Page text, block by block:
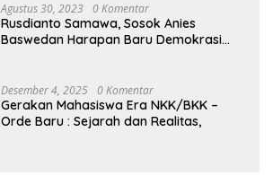
Agustus 30, 2023 0 Komentar
Rusdianto Samawa, Sosok Anies
Baswedan Harapan Baru Demokrasi
Desember 4, 2025 0 Komentar
Gerakan Mahasiswa Era NKK/BKK –
Orde Baru : Sejarah dan Realitas,